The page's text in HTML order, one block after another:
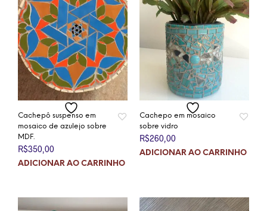
Cachepô suspenso em
mosaico de azulejo sobre
MDF.
R$350,00
ADICIONAR AO CARRINHO
Cachepo em mosaico
sobre vidro
R$260,00
ADICIONAR AO CARRINHO